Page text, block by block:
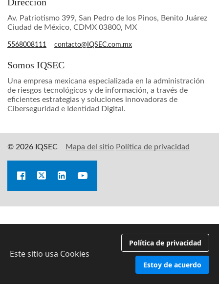
Av. Patriotismo 399, San Pedro de los Pinos, Benito Juárez
Ciudad de México, CDMX 03800, MX
5568008111 contacto@IQSEC.com.mx
Somos IQSEC
Una empresa mexicana especializada en la administración
de riesgos tecnológicos y de información, a través de
eficientes estrategias y soluciones innovadoras de
Ciberseguridad e Identidad Digital.
© 2026 IQSEC Mapa del sitio Política de privacidad
Este sitio usa Cookies
Política de privacidad
Estoy de acuerdo